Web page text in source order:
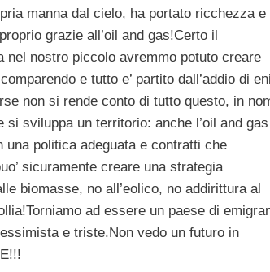
manna dal cielo, ha portato ricchezza e
grazie all’oil and gas!Certo il
nel nostro piccolo avremmo potuto creare
e tutto e’ partito dall’addio di
non si rende conto di tutto questo, in
si sviluppa un territorio: anche l’oil and gas
una politica adeguata e contratti che
sicuramente creare una strategia
biomasse, no all’eolico, no addirittura al
ad essere un paese di
e triste.Non vedo un futuro in